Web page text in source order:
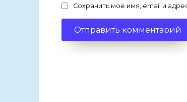
Сохранить моё имя, email и